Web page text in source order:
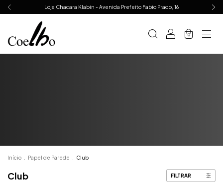
Loja Chacara Klabin - Avenida Prefeito Fabio Prado, 16
0
Início Papel de Parede Club
Club FILTRAR